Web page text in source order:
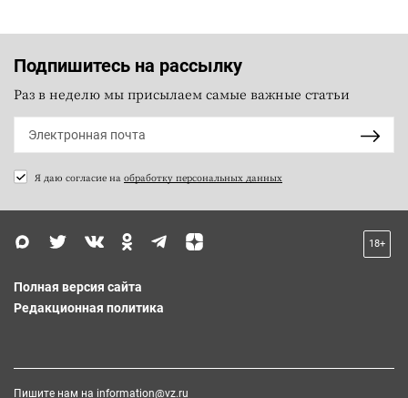
Подпишитесь на рассылку
Раз в неделю мы присылаем самые важные статьи
Я даю согласие на обработку персональных данных
18+
Полная версия сайта
Редакционная политика
Пишите нам на information@vz.ru